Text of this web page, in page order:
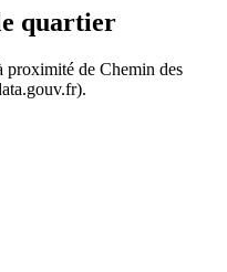
quartier
proximité de Chemin des